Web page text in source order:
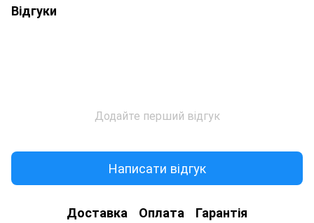
Відгуки
Додайте перший відгук
Написати відгук
Доставка Оплата Гарантія